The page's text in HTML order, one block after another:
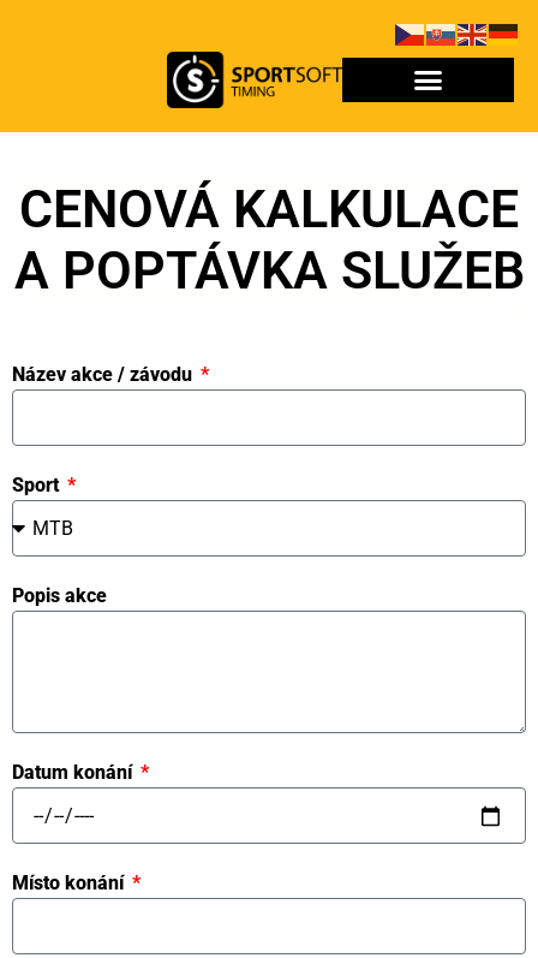
CENOVÁ KALKULACE
A POPTÁVKA SLUŽEB
Název akce / závodu
Sport
Popis akce
Datum konání
Místo konání